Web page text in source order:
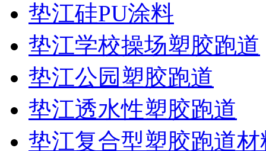
垫江硅PU涂料
垫江学校操场塑胶跑道
垫江公园塑胶跑道
垫江透水性塑胶跑道
垫江复合型塑胶跑道材